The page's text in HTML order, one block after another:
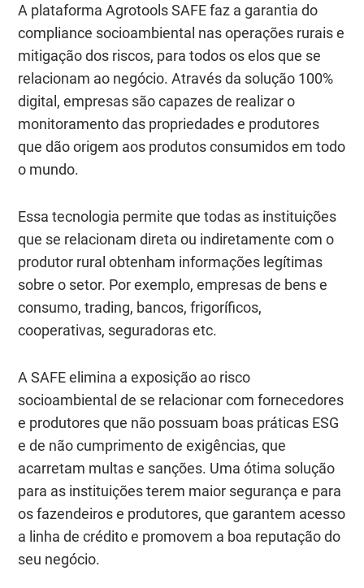
A plataforma Agrotools SAFE faz a garantia do
compliance socioambiental nas operações rurais e
mitigação dos riscos, para todos os elos que se
relacionam ao negócio. Através da solução 100%
digital, empresas são capazes de realizar o
monitoramento das propriedades e produtores
que dão origem aos produtos consumidos em todo
o mundo.
Essa tecnologia permite que todas as instituições
que se relacionam direta ou indiretamente com o
produtor rural obtenham informações legítimas
sobre o setor. Por exemplo, empresas de bens e
consumo, trading, bancos, frigoríficos,
cooperativas, seguradoras etc.
A SAFE elimina a exposição ao risco
socioambiental de se relacionar com fornecedores
e produtores que não possuam boas práticas ESG
e de não cumprimento de exigências, que
acarretam multas e sanções. Uma ótima solução
para as instituições terem maior segurança e para
os fazendeiros e produtores, que garantem acesso
a linha de crédito e promovem a boa reputação do
seu negócio.